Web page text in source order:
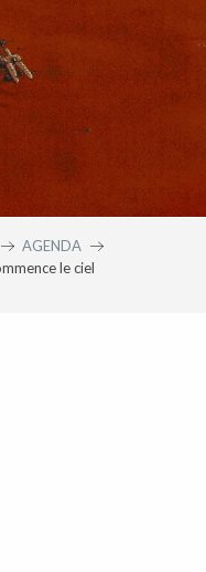
AGENDA
le ciel
aux favoris